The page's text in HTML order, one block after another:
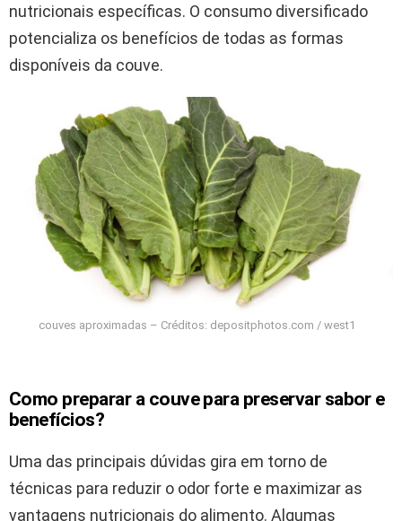
nutricionais específicas. O consumo diversificado
potencializa os benefícios de todas as formas
disponíveis da couve.
couves aproximadas – Créditos: depositphotos.com / west1
Como preparar a couve para preservar sabor e
benefícios?
Uma das principais dúvidas gira em torno de
técnicas para reduzir o odor forte e maximizar as
vantagens nutricionais do alimento. Algumas